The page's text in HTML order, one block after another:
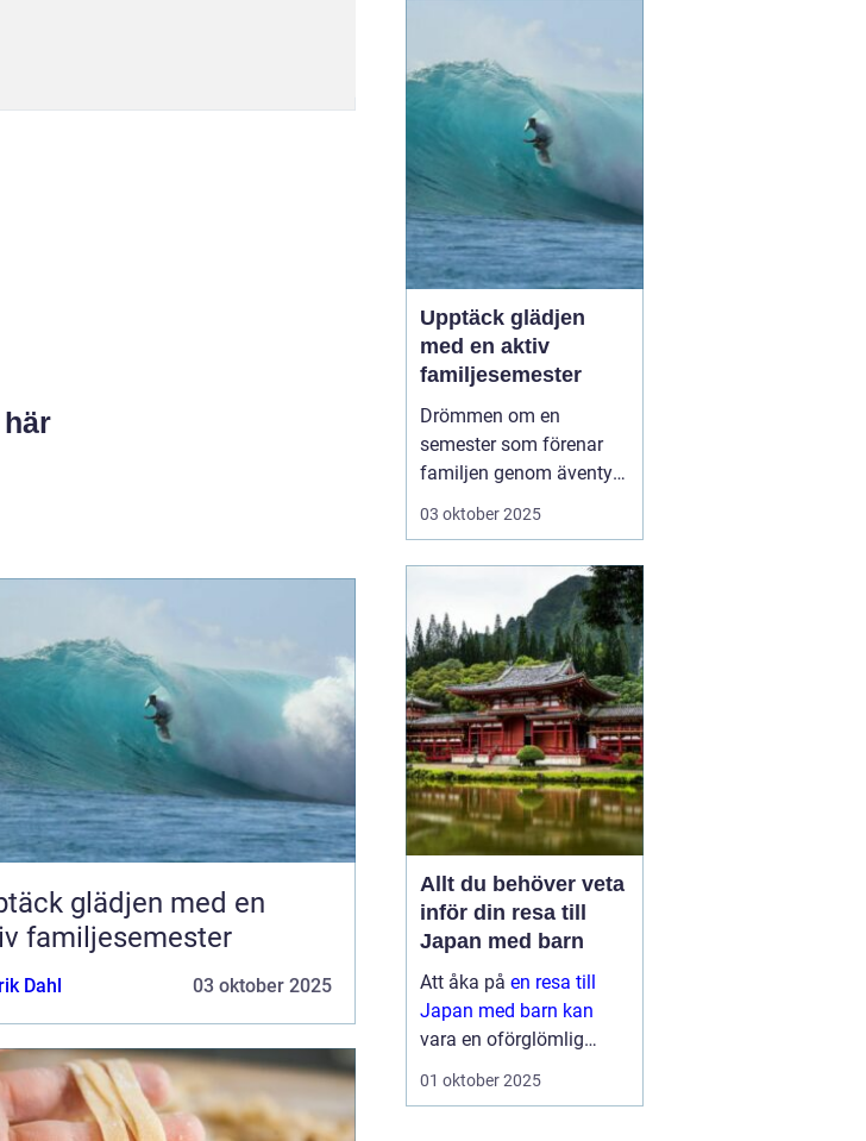
glädjen med en
familjesemester
Dahl 03 oktober 2025
mysiga hotell och
närheten till natur, kultur
Upptäck glädjen
med en aktiv
familjesemester
Drömmen om en
semester som förenar
familjen genom äventyr
och nya upplevelser är
familjesemester har
blivit ett populärt
alternativ för familjer
som vill tillbringa kvalit...
03 oktober 2025
Allt du behöver veta
inför din resa till
Japan med barn
Att åka på en resa till
Japan med barn kan
vara en oförglömlig
upplevelse för hela
01 oktober 2025